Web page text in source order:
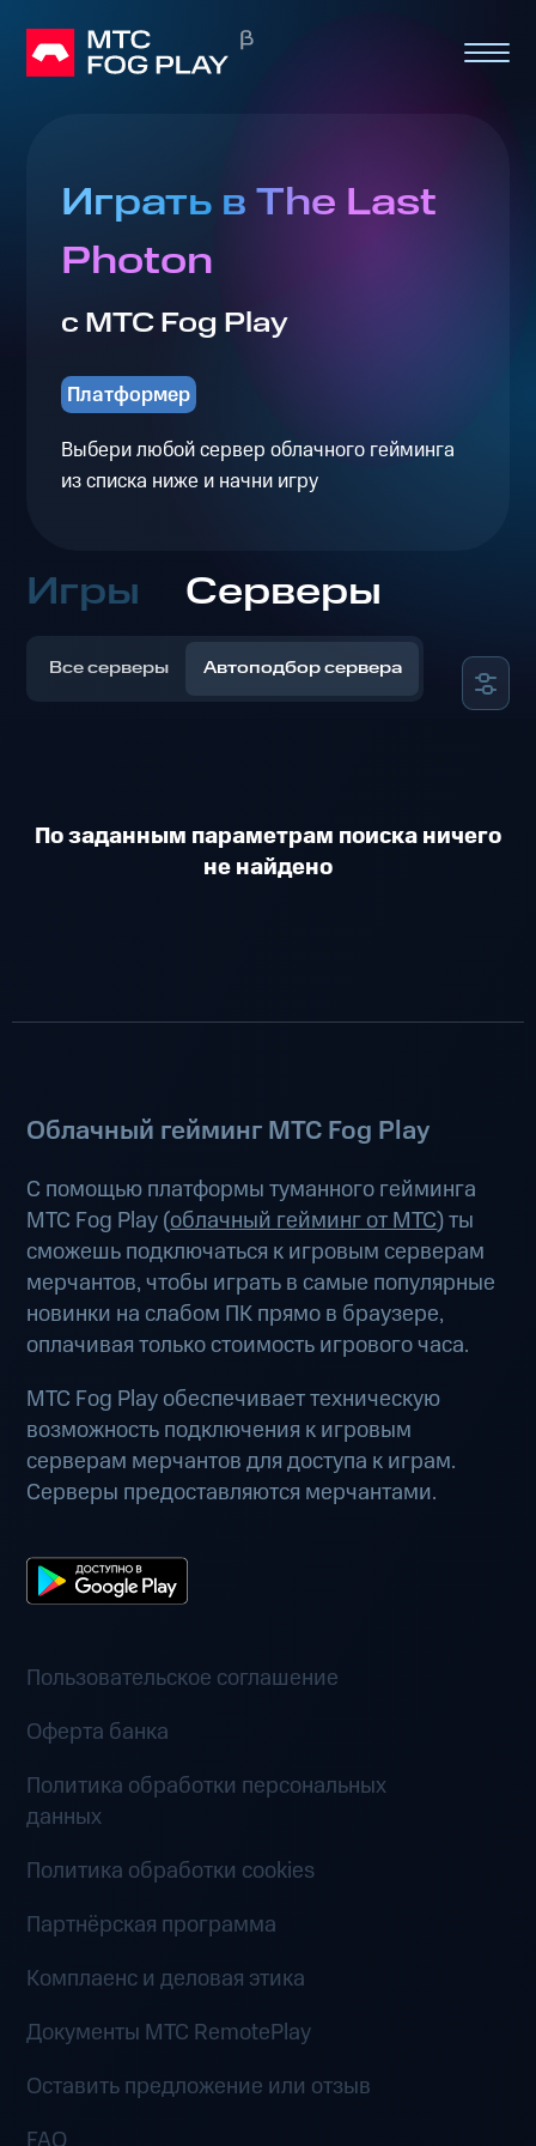
Играть в The Last
Photon
с МТС Fog Play
Платформер
Выбери любой сервер облачного гейминга
из списка ниже и начни игру
Игры Серверы
Все серверы Автоподбор сервера
По заданным параметрам поиска ничего
не найдено
Облачный гейминг МТС Fog Play
С помощью платформы туманного гейминга
МТС Fog Play (облачный гейминг от МТС) ты
сможешь подключаться к игровым серверам
мерчантов, чтобы играть в самые популярные
новинки на слабом ПК прямо в браузере,
оплачивая только стоимость игрового часа.
МТС Fog Play обеспечивает техническую
возможность подключения к игровым
серверам мерчантов для доступа к играм.
Серверы предоставляются мерчантами.
Пользовательское соглашение
Оферта банка
Политика обработки персональных
данных
Политика обработки cookies
Партнёрская программа
Комплаенс и деловая этика
Документы MTC RemotePlay
Оставить предложение или отзыв